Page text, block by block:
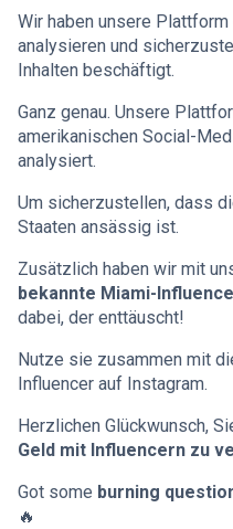
Wir haben unsere
analysieren und
Inhalten beschäftigt.
Ganz genau. Unsere
amerikanischen Social-
analysiert.
Um sicherzustellen, dass
Staaten ansässig ist.
Zusätzlich haben wir mit
bekannte Miami-
dabei, der enttäuscht!
Nutze sie zusammen mit
Influencer auf Instagram.
Herzlichen Glückwunsch,
Geld mit Influencern zu
Got some burning
🔥